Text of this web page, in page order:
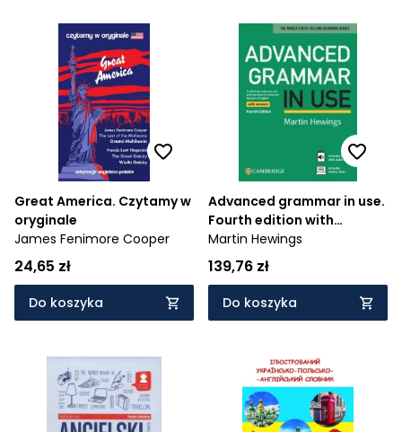
Great America. Czytamy w
oryginale
James Fenimore Cooper
24,65 zł
Do koszyka
Advanced grammar in use.
Fourth edition with
answers
Martin Hewings
139,76 zł
Do koszyka